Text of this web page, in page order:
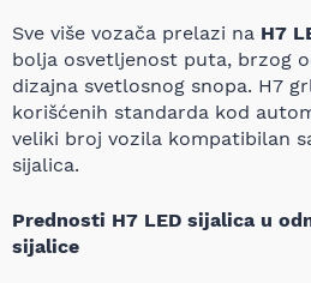
Sve više vozača prelazi na H7
bolja osvetljenost puta, brzog
dizajna svetlosnog snopa. H7
korišćenih standarda kod
veliki broj vozila kompatibilan
sijalica.
Prednosti H7 LED sijalica u
sijalice